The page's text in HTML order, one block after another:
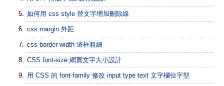
如何用 css style 替文字增加刪除線
css margin 外距
css border-width 邊框粗細
CSS font-size 網頁文字大小設計
用 CSS 的 font-family 修改 input type text 文字欄位字型